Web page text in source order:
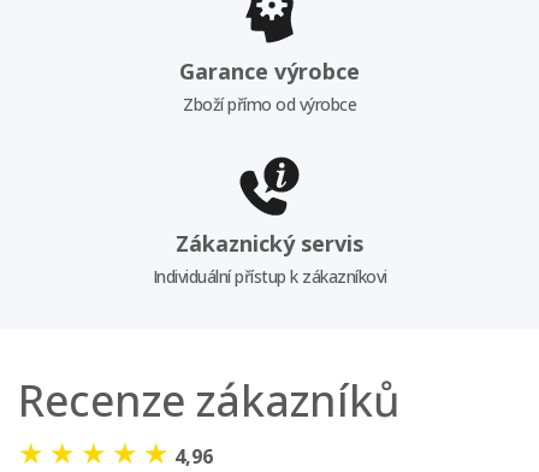
Garance výrobce
Zboží přímo od výrobce
Zákaznický servis
Individuální přístup k zákazníkovi
Recenze zákazníků
★ ★ ★ ★ ★ 4,96